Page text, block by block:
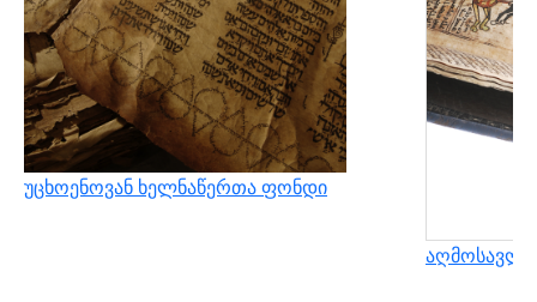
უცხოენოვან ხელნაწერთა ფონდი